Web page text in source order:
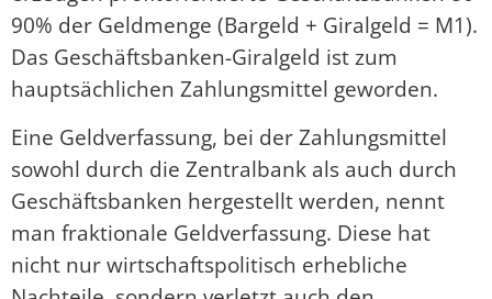
90% der Geldmenge (Bargeld + Giralgeld = M1).
Das Geschäftsbanken-Giralgeld ist zum
hauptsächlichen Zahlungsmittel geworden.
Eine Geldverfassung, bei der Zahlungsmittel
sowohl durch die Zentralbank als auch durch
Geschäftsbanken hergestellt werden, nennt
man fraktionale Geldverfassung. Diese hat
nicht nur wirtschaftspolitisch erhebliche